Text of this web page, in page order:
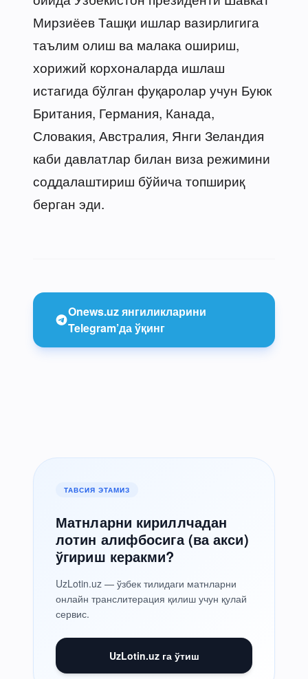
Мирзиёев Ташқи ишлар вазирлигига
таълим олиш ва малака ошириш,
хорижий корхоналарда ишлаш
истагида бўлган фуқаролар учун Буюк
Британия, Германия, Канада,
Словакия, Австралия, Янги Зеландия
каби давлатлар билан виза режимини
соддалаштириш бўйича топшириқ
берган эди.
Onews.uz янгиликларини
Telegram’да ўқинг
ТАВСИЯ ЭТАМИЗ
Матнларни кириллчадан
лотин алифбосига (ва акси)
ўгириш керакми?
UzLotin.uz — ўзбек тилидаги матнларни
онлайн транслитерация қилиш учун қулай
сервис.
UzLotin.uz га ўтиш